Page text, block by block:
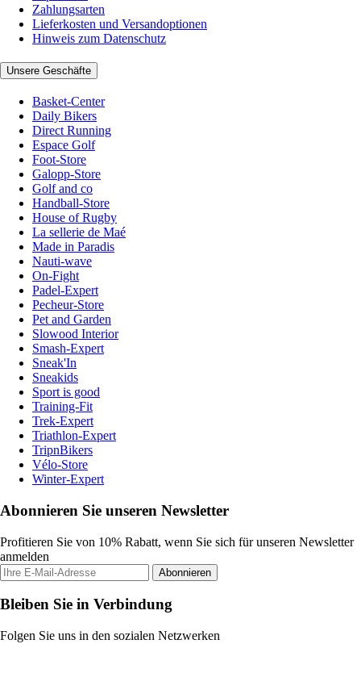
Zahlungsarten
Lieferkosten und Versandoptionen
Hinweis zum Datenschutz
Unsere Geschäfte
Basket-Center
Daily Bikers
Direct Running
Espace Golf
Foot-Store
Galopp-Store
Golf and co
Handball-Store
House of Rugby
La sellerie de Maé
Made in Paradis
Nauti-wave
On-Fight
Padel-Expert
Pecheur-Store
Pet and Garden
Slowood Interior
Smash-Expert
Sneak'In
Sneakids
Sport is good
Training-Fit
Trek-Expert
Triathlon-Expert
TripnBikers
Vélo-Store
Winter-Expert
Abonnieren Sie unseren Newsletter
Profitieren Sie von 10% Rabatt, wenn Sie sich für unseren Newsletter
anmelden
Abonnieren
Bleiben Sie in Verbindung
Folgen Sie uns in den sozialen Netzwerken